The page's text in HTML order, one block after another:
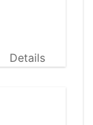
Details